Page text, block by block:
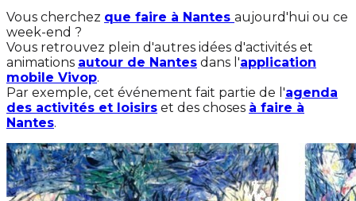
Vous cherchez que faire à Nantes aujourd'hui ou ce
week-end ?
Vous retrouvez plein d'autres idées d'activités et
animations autour de Nantes dans l'application
mobile Vivop.
Par exemple, cet événement fait partie de l'agenda
des activités et loisirs et des choses à faire à
Nantes.